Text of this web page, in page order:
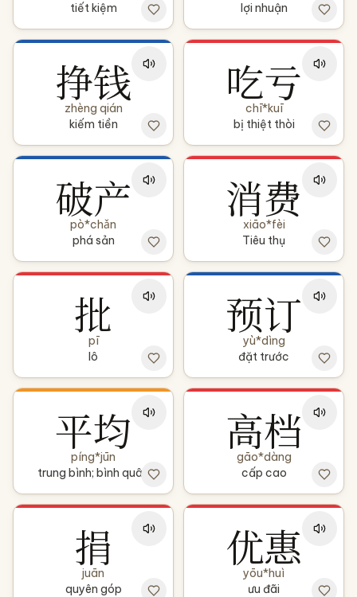
tiết kiệm
lợi nhuận
挣钱
zhèng qián
kiếm tiền
吃亏
chī*kuī
bị thiệt thòi
破产
pò*chǎn
phá sản
消费
xiāo*fèi
Tiêu thụ
批
pī
lô
预订
yù*dìng
đặt trước
平均
píng*jūn
trung bình; bình quân
高档
gāo*dàng
cấp cao
捐
juān
quyên góp
优惠
yōu*huì
ưu đãi